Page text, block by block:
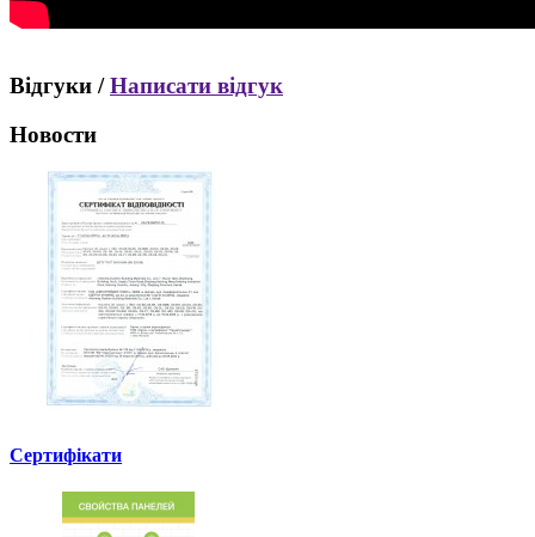
Відгуки /Написати відгук
Новости
Сертифікати